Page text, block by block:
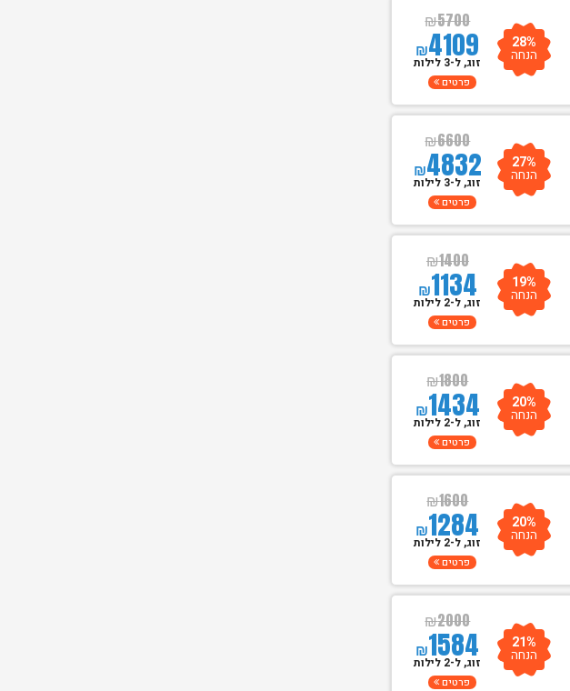
₪5700
₪4109 28%
הנחה זוג, ל-3 לילות
פרטים
₪6600
₪4832 27%
הנחה זוג, ל-3 לילות
פרטים
₪1400
₪1134 19%
הנחה זוג, ל-2 לילות
פרטים
₪1800
₪1434 20%
הנחה זוג, ל-2 לילות
פרטים
₪1600
₪1284 20%
הנחה זוג, ל-2 לילות
פרטים
₪2000
₪1584 21%
הנחה זוג, ל-2 לילות
פרטים